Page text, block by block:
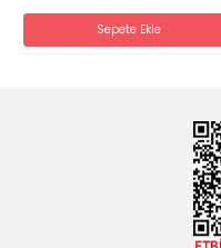
Sepete Ekle